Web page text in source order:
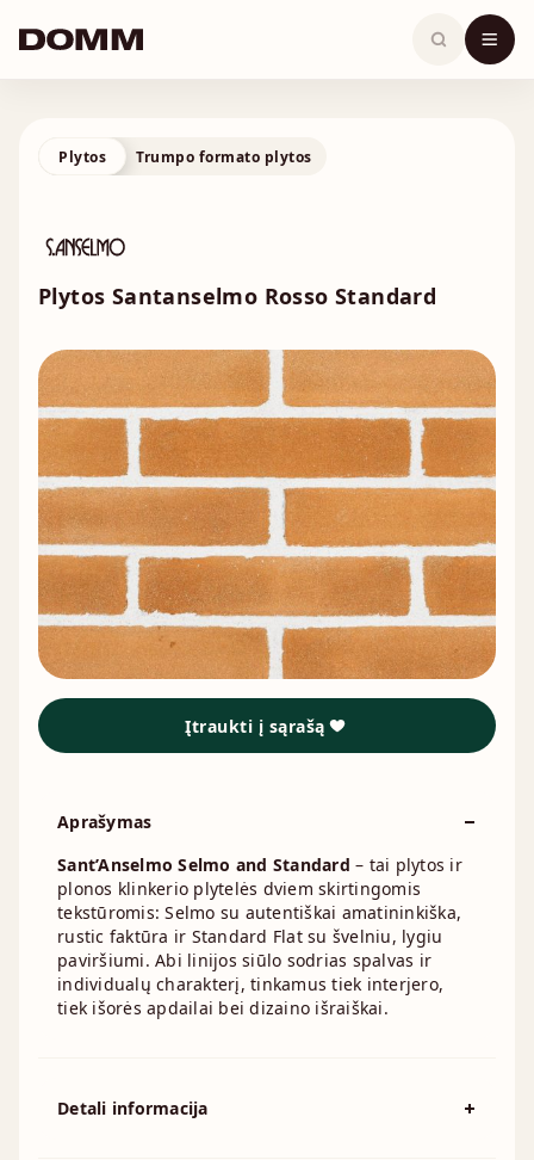
content
Plytos Trumpo formato plytos
Plytos Santanselmo Rosso Standard
Įtraukti į sąrašą
Aprašymas
Sant’Anselmo Selmo and Standard – tai plytos ir
plonos klinkerio plytelės dviem skirtingomis
tekstūromis: Selmo su autentiškai amatininkiška,
rustic faktūra ir Standard Flat su švelniu, lygiu
paviršiumi. Abi linijos siūlo sodrias spalvas ir
individualų charakterį, tinkamus tiek interjero,
tiek išorės apdailai bei dizaino išraiškai.
Detali informacija